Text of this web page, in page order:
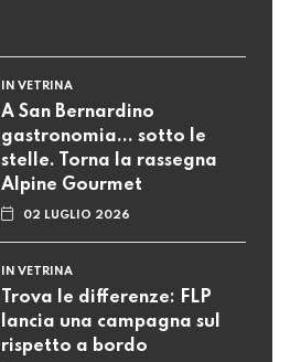
IN VETRINA
A San Bernardino
gastronomia... sotto le
stelle. Torna la rassegna
Alpine Gourmet
02 LUGLIO 2026
IN VETRINA
Trova le differenze: FLP
lancia una campagna sul
rispetto a bordo